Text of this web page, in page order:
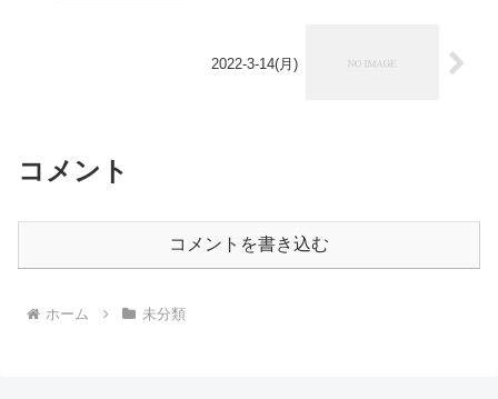
2022-3-14(月)
コメント
コメントを書き込む
ホーム 未分類